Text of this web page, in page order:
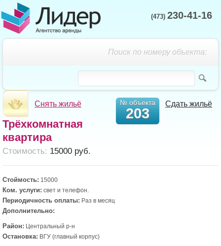
(473) 230-41-16
Поиск по номеру объекта:
Снять жильё Сдать жильё
№ объекта
203
Трёхкомнатная
квартира
Cтоимость: 15000 руб.
Стоймость: 15000
Ком. услуги: свет и телефон.
Периодичность оплаты: Раз в месяц
Дополнительно:
Район: Центральный р-н
Остановка: ВГУ (главный корпус)